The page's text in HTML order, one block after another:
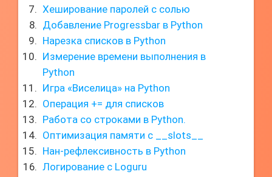
Хеширование паролей с солью
Добавление Progressbar в Python
Нарезка списков в Python
Измерение времени выполнения в
Python
Игра «Виселица» на Python
Операция += для списков
Работа со строками в Python.
Оптимизация памяти с __slots__
Нан-рефлексивность в Python
Логирование с Loguru